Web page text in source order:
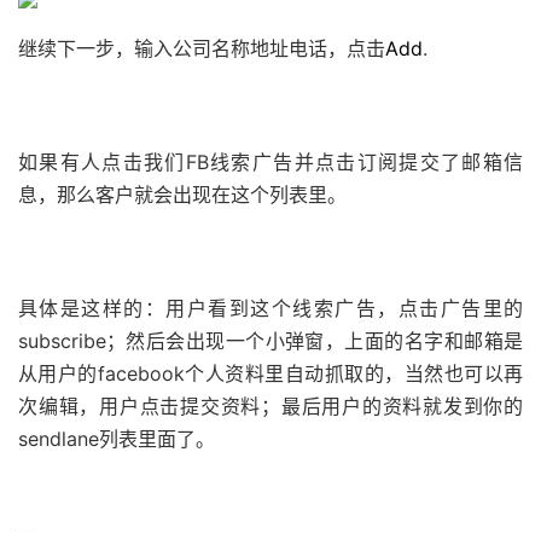
继续下一步，输入公司名称地址电话，点击Add.
如果有人点击我们FB线索广告并点击订阅提交了邮箱信
息，那么客户就会出现在这个列表里。
具体是这样的： 用户看到这个线索广告，点击广告里的
subscribe； 然后会出现一个小弹窗，上面的名字和邮箱是
从用户的facebook个人资料里自动抓取的，当然也可以再
次编辑，用户点击提交资料； 最后用户的资料就发到你的
sendlane列表里面了。